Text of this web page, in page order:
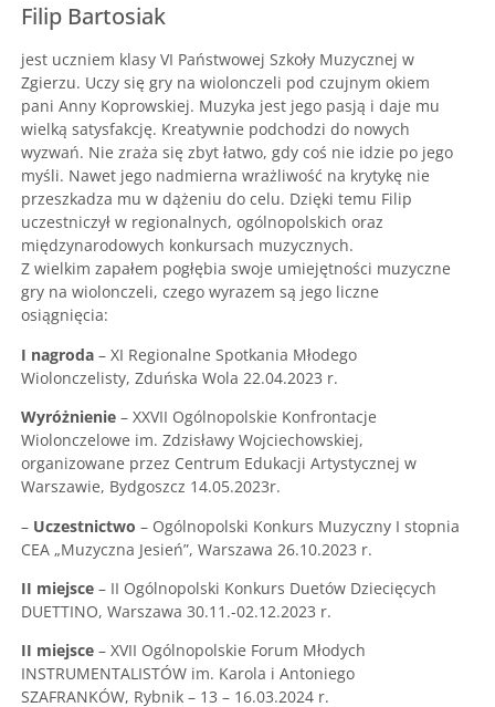
Filip Bartosiak
jest uczniem klasy VI Państwowej Szkoły Muzycznej w
Zgierzu. Uczy się gry na wiolonczeli pod czujnym okiem
pani Anny Koprowskiej. Muzyka jest jego pasją i daje mu
wielką satysfakcję. Kreatywnie podchodzi do nowych
wyzwań. Nie zraża się zbyt łatwo, gdy coś nie idzie po jego
myśli. Nawet jego nadmierna wrażliwość na krytykę nie
przeszkadza mu w dążeniu do celu. Dzięki temu Filip
uczestniczył w regionalnych, ogólnopolskich oraz
międzynarodowych konkursach muzycznych.
Z wielkim zapałem pogłębia swoje umiejętności muzyczne
gry na wiolonczeli, czego wyrazem są jego liczne
osiągnięcia:
I nagroda – XI Regionalne Spotkania Młodego
Wiolonczelisty, Zduńska Wola 22.04.2023 r.
Wyróżnienie – XXVII Ogólnopolskie Konfrontacje
Wiolonczelowe im. Zdzisławy Wojciechowskiej,
organizowane przez Centrum Edukacji Artystycznej w
Warszawie, Bydgoszcz 14.05.2023r.
– Uczestnictwo – Ogólnopolski Konkurs Muzyczny I stopnia
CEA „Muzyczna Jesień”, Warszawa 26.10.2023 r.
II miejsce – II Ogólnopolski Konkurs Duetów Dziecięcych
DUETTINO, Warszawa 30.11.-02.12.2023 r.
II miejsce – XVII Ogólnopolskie Forum Młodych
INSTRUMENTALISTÓW im. Karola i Antoniego
SZAFRANKÓW, Rybnik – 13 – 16.03.2024 r.